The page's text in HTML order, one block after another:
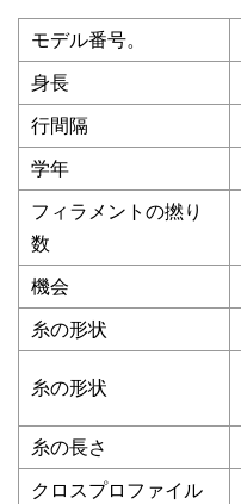
モデル番号。
身長
行間隔
学年
フィラメントの撚り
数
機会
糸の形状
糸の形状
糸の長さ
クロスプロファイル